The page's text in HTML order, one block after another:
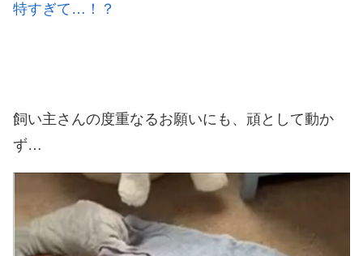
特すぎて…！？
飼い主さんの度重なるお願いにも、頑として動か
ず…